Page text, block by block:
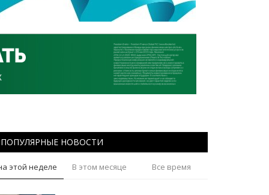
ПОПУЛЯРНЫЕ НОВОСТИ
этой неделе В этом месяце Все время